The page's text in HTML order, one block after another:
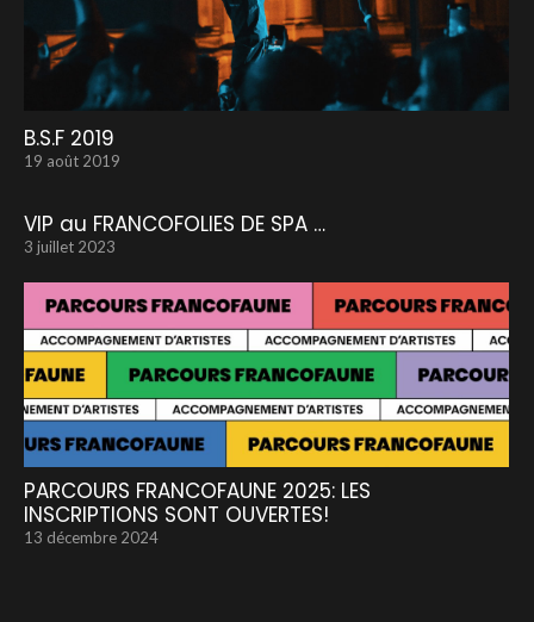
B.S.F 2019
19 août 2019
VIP au FRANCOFOLIES DE SPA …
3 juillet 2023
PARCOURS FRANCOFAUNE 2025: LES
INSCRIPTIONS SONT OUVERTES!
13 décembre 2024